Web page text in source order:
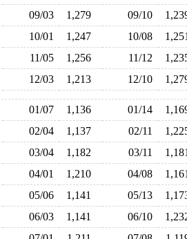
09/03 1,279 09/10
10/01 1,247 10/08
11/05 1,256 11/12
12/03 1,213 12/10
01/07 1,136 01/14
02/04 1,137 02/11
03/04 1,182 03/11
04/01 1,210 04/08
05/06 1,141 05/13
06/03 1,141 06/10